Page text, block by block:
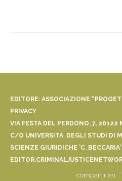
EDITORE: ASSOCIAZIONE
PRIVACY
VIA FESTA DEL PERDONO, 7, 20122
C/O UNIVERSITÀ DEGLI STUDI DI
SCIENZE GIURIDICHE 'C.
compartir en